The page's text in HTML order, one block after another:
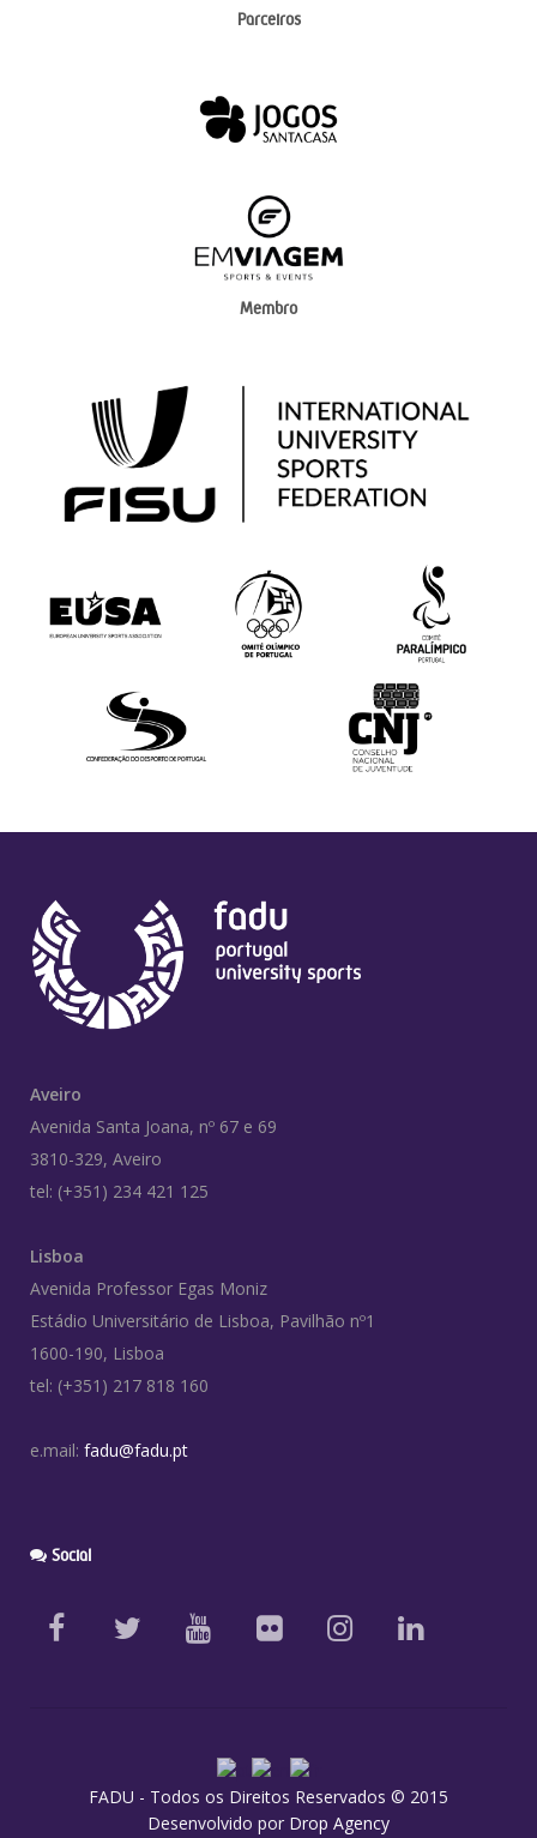
Parceiros
Membro
Aveiro
Avenida Santa Joana, nº 67 e 69
3810-329, Aveiro
tel: (+351) 234 421 125
Lisboa
Avenida Professor Egas Moniz
Estádio Universitário de Lisboa, Pavilhão nº1
1600-190, Lisboa
tel: (+351) 217 818 160
e.mail: fadu@fadu.pt
Social
FADU - Todos os Direitos Reservados © 2015
Desenvolvido por Drop Agency